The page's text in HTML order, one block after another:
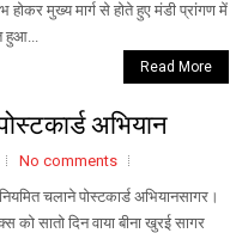
होकर मुख्य मार्ग से होते हुए मंडी प्रांगण में
हुआ...
Read More
अभियान
No comments
चलाने पोस्टकार्ड अभियानसागर।
को सातो दिन वाया बीना खुरई सागर